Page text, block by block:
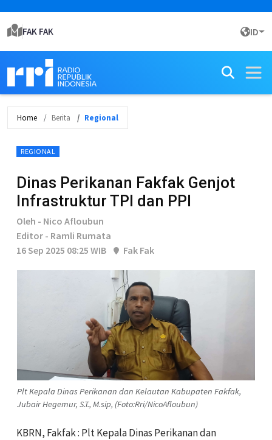
FAK FAK ID
Home Berita Regional
REGIONAL
Dinas Perikanan Fakfak Genjot
Infrastruktur TPI dan PPI
Oleh - Nico Afloubun
Editor - Ramli Rumata
16 Sep 2025 08:25 WIB
Fak Fak
Plt Kepala Dinas Perikanan dan Kelautan Kabupaten Fakfak,
Jubair Hegemur, S.T., M.sip, (Foto:Rri/NicoAfloubun)
KBRN, Fakfak : Plt Kepala Dinas Perikanan dan